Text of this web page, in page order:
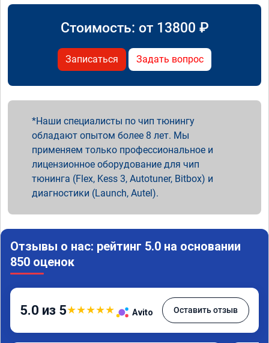
Стоимость: от 13800 ₽
Записаться Задать вопрос
Наши специалисты по чип тюнингу
обладают опытом более 8 лет. Мы
применяем только профессиональное и
лицензионное оборудование для чип
тюнинга (Flex, Kess 3, Autotuner, Bitbox) и
диагностики (Launch, Autel).
Отзывы о нас: рейтинг 5.0 на основании
850 оценок
5.0 из 5★★★★★ Avito Оставить отзыв